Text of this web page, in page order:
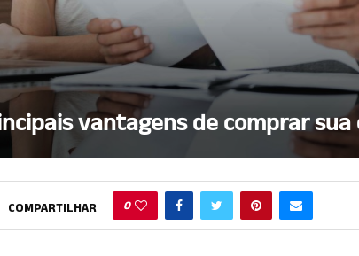
vantagens de comprar sua
COMPARTILHAR 0